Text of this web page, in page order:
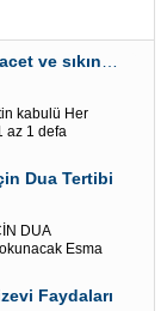
kabulü Her
az 1 defa
Dua Tertibi
DUA
Esma
Faydaları